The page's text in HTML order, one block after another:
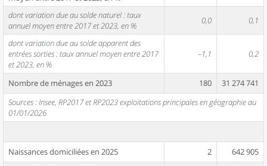
dont variation due au solde naturel : taux
annuel moyen entre 2017 et 2023, en %
0,0 0,1
dont variation due au solde apparent des
entrées sorties : taux annuel moyen entre 2017
et 2023, en %
–1,1 0,2
Nombre de ménages en 2023 180
31 274 741
Sources : Insee, RP2017 et RP2023 exploitations principales en géographie au
01/01/2026
Naissances domiciliées en 2025 2
642 905